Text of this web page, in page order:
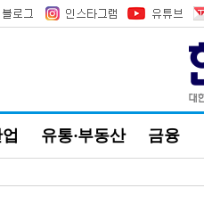
유통·부동산 금융